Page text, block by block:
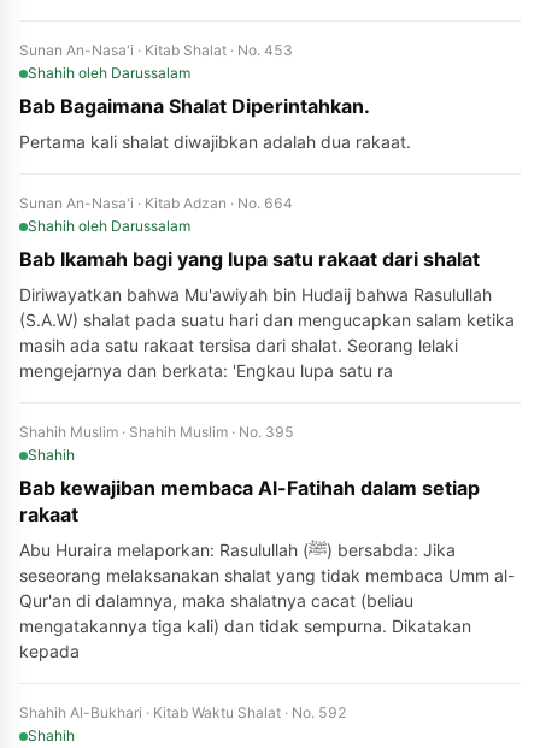
Sunan An-Nasa'i · Kitab Shalat · No. 453
Shahih oleh Darussalam
Bab Bagaimana Shalat Diperintahkan.
Pertama kali shalat diwajibkan adalah dua rakaat.
Sunan An-Nasa'i · Kitab Adzan · No. 664
Shahih oleh Darussalam
Bab Ikamah bagi yang lupa satu rakaat dari shalat
Diriwayatkan bahwa Mu'awiyah bin Hudaij bahwa Rasulullah
(S.A.W) shalat pada suatu hari dan mengucapkan salam ketika
masih ada satu rakaat tersisa dari shalat. Seorang lelaki
mengejarnya dan berkata: 'Engkau lupa satu ra
Shahih Muslim · Shahih Muslim · No. 395
Shahih
Bab kewajiban membaca Al-Fatihah dalam setiap
rakaat
Abu Huraira melaporkan: Rasulullah (ﷺ) bersabda: Jika
seseorang melaksanakan shalat yang tidak membaca Umm al-
Qur'an di dalamnya, maka shalatnya cacat (beliau
mengatakannya tiga kali) dan tidak sempurna. Dikatakan
kepada
Shahih Al-Bukhari · Kitab Waktu Shalat · No. 592
Shahih